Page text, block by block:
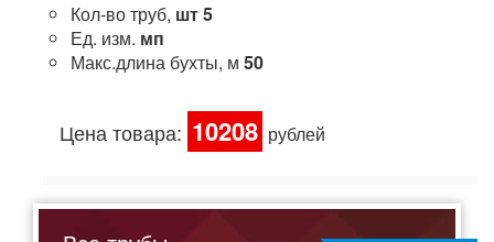
Кол-во труб, шт5
Ед. изм. мп
Макс.длина бухты, м 50
Цена товара: 10208 рублей